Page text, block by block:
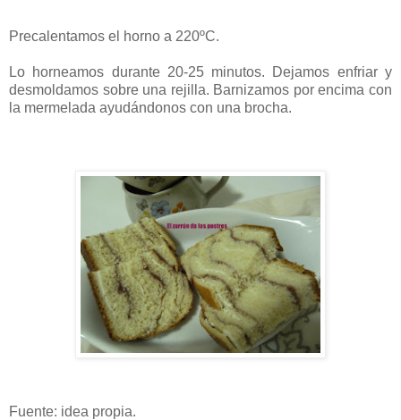
Precalentamos el horno a 220ºC.
Lo horneamos durante 20-25 minutos. Dejamos enfriar y
desmoldamos sobre una rejilla. Barnizamos por encima con
la mermelada ayudándonos con una brocha.
Fuente: idea propia.